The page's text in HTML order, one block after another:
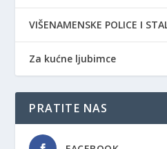
VIŠENAMENSKE POLICE I
Za kućne ljubimce
PRATITE NAS